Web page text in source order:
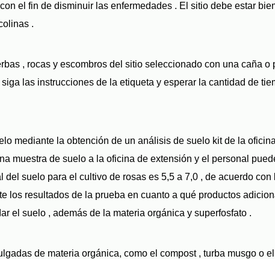
el fin de disminuir las enfermedades . El sitio debe estar
.
, rocas y escombros del sitio seleccionado con una caña o
las instrucciones de la etiqueta y esperar la cantidad de
mediante la obtención de un análisis de suelo kit de la
muestra de suelo a la oficina de extensión y el personal
del suelo para el cultivo de rosas es 5,5 a 7,0 , de acuerdo con
los resultados de la prueba en cuanto a qué productos
el suelo , además de la materia orgánica y superfosfato .
de materia orgánica, como el compost , turba musgo o